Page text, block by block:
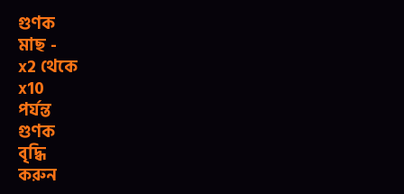
গুণক
মাছ -
x2 থেকে
x10
পর্যন্ত
গুণক
বৃদ্ধি
করুন